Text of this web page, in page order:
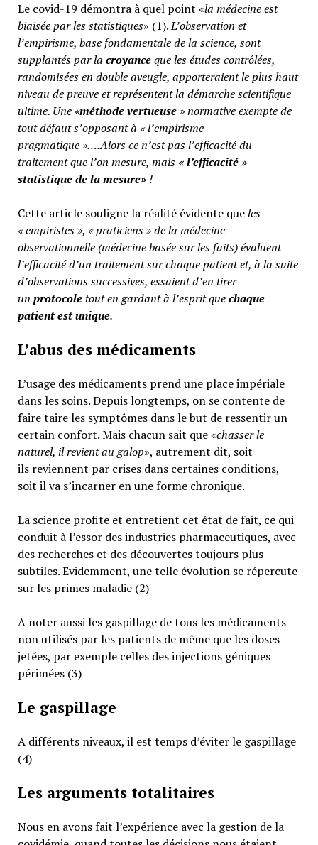
Le covid-19 démontra à quel point «la médecine est
biaisée par les statistiques» (1).L’observation et
l’empirisme, base fondamentale de la science, sont
supplantés par la croyanceque les études contrôlées,
randomisées en double aveugle, apporteraient le plus haut
niveau de preuve et représentent la démarche scientifique
ultime. Une «méthode vertueuse» normative exempte de
tout défaut s’opposant à « l’empirisme
pragmatique »….Alors ce n’est pas l’efficacité du
traitement que l’on mesure, mais «l’efficacité »
statistique de la mesure» !
Cette article souligne la réalité évidente queles
« empiristes », « praticiens » de la médecine
observationnelle (médecine basée sur les faits) évaluent
l’efficacité d’un traitement sur chaque patient et, à la suite
d’observations successives, essaient d’en tirer
un protocoletout en gardant à l’esprit quechaque
patient est unique.
L’abus des médicaments
L’usage des médicaments prend une place impériale
dans les soins. Depuis longtemps, on se contente de
faire taire les symptômes dans le but de ressentir un
certain confort. Mais chacun sait que «chasser le
naturel, il revient au galop», autrement dit, soit
ils reviennent par crises dans certaines conditions,
soit il va s’incarner en une forme chronique.
La science profite et entretient cet état de fait, ce qui
conduit à l’essor des industries pharmaceutiques, avec
des recherches et des découvertes toujours plus
subtiles. Evidemment, une telle évolution se répercute
sur les primes maladie (2)
A noter aussi les gaspillage de tous les médicaments
non utilisés par les patients de même que les doses
jetées, par exemple celles des injections géniques
périmées (3)
Le gaspillage
A différents niveaux, il est temps d’éviter le gaspillage
(4)
Les arguments totalitaires
Nous en avons fait l’expérience avec la gestion de la